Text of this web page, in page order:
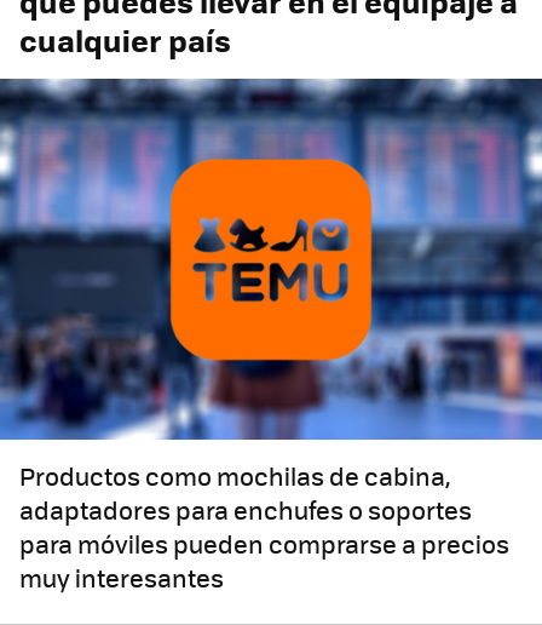
cualquier país
Productos como mochilas de cabina,
adaptadores para enchufes o soportes
para móviles pueden comprarse a precios
muy interesantes